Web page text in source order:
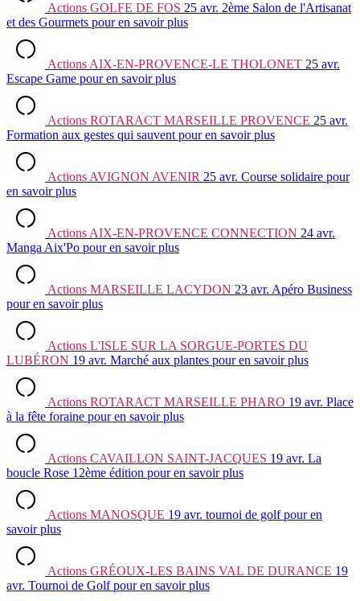
Actions GOLFE DE FOS 25 avr. 2ème Salon de l'Artisanat
et des Gourmets pour en savoir plus
Actions AIX-EN-PROVENCE-LE THOLONET 25 avr.
Escape Game pour en savoir plus
Actions ROTARACT MARSEILLE PROVENCE 25 avr.
Formation aux gestes qui sauvent pour en savoir plus
Actions AVIGNON AVENIR 25 avr. Course solidaire pour
en savoir plus
Actions AIX-EN-PROVENCE CONNECTION 24 avr.
Manga Aix'Po pour en savoir plus
Actions MARSEILLE LACYDON 23 avr. Apéro Business
pour en savoir plus
Actions L'ISLE SUR LA SORGUE-PORTES DU
LUBÉRON 19 avr. Marché aux plantes pour en savoir plus
Actions ROTARACT MARSEILLE PHARO 19 avr. Place
à la fête foraine pour en savoir plus
Actions CAVAILLON SAINT-JACQUES 19 avr. La
boucle Rose 12ème édition pour en savoir plus
Actions MANOSQUE 19 avr. tournoi de golf pour en
savoir plus
Actions GRÉOUX-LES BAINS VAL DE DURANCE 19
avr. Tournoi de Golf pour en savoir plus